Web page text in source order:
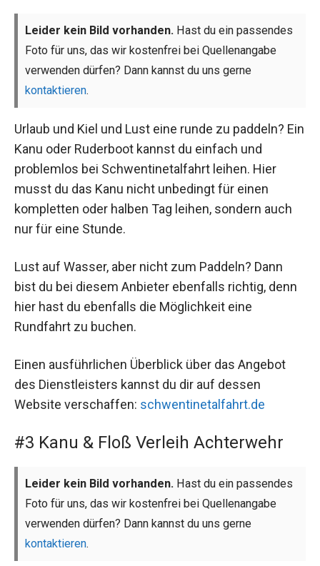
Leider kein Bild vorhanden. Hast du ein passendes
Foto für uns, das wir kostenfrei bei Quellenangabe
verwenden dürfen? Dann kannst du uns gerne
kontaktieren.
Urlaub und Kiel und Lust eine runde zu paddeln? Ein
Kanu oder Ruderboot kannst du einfach und
problemlos bei Schwentinetalfahrt leihen. Hier
musst du das Kanu nicht unbedingt für einen
kompletten oder halben Tag leihen, sondern auch
nur für eine Stunde.
Lust auf Wasser, aber nicht zum Paddeln? Dann
bist du bei diesem Anbieter ebenfalls richtig, denn
hier hast du ebenfalls die Möglichkeit eine
Rundfahrt zu buchen.
Einen ausführlichen Überblick über das Angebot
des Dienstleisters kannst du dir auf dessen
Website verschaffen: schwentinetalfahrt.de
#3 Kanu & Floß Verleih Achterwehr
Leider kein Bild vorhanden. Hast du ein passendes
Foto für uns, das wir kostenfrei bei Quellenangabe
verwenden dürfen? Dann kannst du uns gerne
kontaktieren.